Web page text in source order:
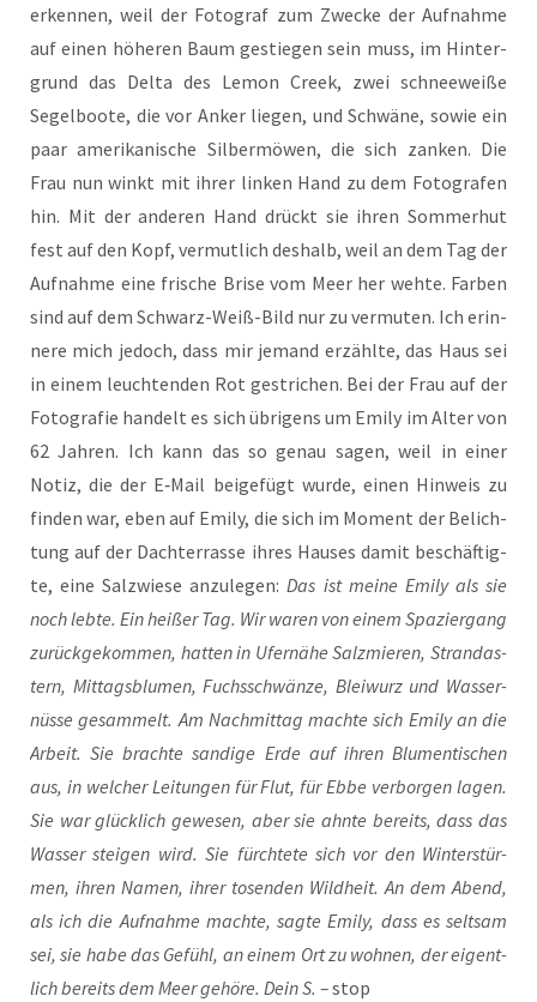
erken­nen, weil der Foto­graf zum Zwe­cke der Auf­nah­me
auf einen höhe­ren Baum gestie­gen sein muss, im Hin­ter­
grund das Del­ta des Lemon Creek, zwei schnee­wei­ße
Segel­boo­te, die vor Anker lie­gen, und Schwä­ne, sowie ein
paar ame­ri­ka­ni­sche Sil­ber­mö­wen, die sich zan­ken. Die
Frau nun winkt mit ihrer lin­ken Hand zu dem Foto­gra­fen
hin. Mit der ande­ren Hand drückt sie ihren Som­mer­hut
fest auf den Kopf, ver­mut­lich des­halb, weil an dem Tag der
Auf­nah­me eine fri­sche Bri­se vom Meer her weh­te. Far­ben
sind auf dem Schwarz-Weiß-Bild nur zu ver­mu­ten. Ich erin­
ne­re mich jedoch, dass mir jemand erzähl­te, das Haus sei
in einem leuch­ten­den Rot gestri­chen. Bei der Frau auf der
Foto­gra­fie han­delt es sich übri­gens um Emi­ly im Alter von
62 Jah­ren. Ich kann das so genau sagen, weil in einer
Notiz, die der E‑Mail bei­gefügt wur­de, einen Hin­weis zu
fin­den war, eben auf Emi­ly, die sich im Moment der Belich­
tung auf der Dach­ter­ras­se ihres Hau­ses damit beschäf­tig­
te, eine Salz­wie­se anzu­le­gen:Das ist mei­ne Emi­ly als sie
noch leb­te. Ein hei­ßer Tag. Wir waren von einem Spa­zier­gang
zurück­ge­kom­men, hat­ten in Ufer­nä­he Salz­mie­ren, Strand­a­s­
tern, Mit­tags­blu­men, Fuchs­schwän­ze, Blei­wurz und Was­ser­
nüs­se gesam­melt. Am Nach­mit­tag mach­te sich Emi­ly an die
Arbeit. Sie brach­te san­di­ge Erde auf ihren Blu­men­ti­schen
aus, in wel­cher Lei­tun­gen für Flut, für Ebbe ver­bor­gen lagen.
Sie war glück­lich gewe­sen, aber sie ahn­te bereits, dass das
Was­ser stei­gen wird. Sie fürch­te­te sich vor den Win­ter­stür­
men, ihren Namen, ihrer tosen­den Wild­heit. An dem Abend,
als ich die Auf­nah­me mach­te, sag­te Emi­ly, dass es selt­sam
sei, sie habe das Gefühl, an einem Ort zu woh­nen, der eigent­
lich bereits dem Meer gehö­re. Dein S. –stop